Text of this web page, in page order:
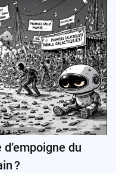
du
?